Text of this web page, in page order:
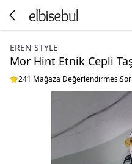
EREN STYLE
Mor Hint Etnik Cepli
241 Mağaza Değerlendirmesi